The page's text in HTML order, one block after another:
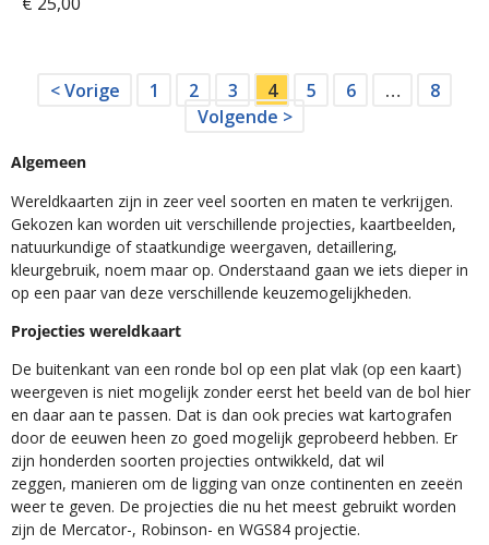
< Vorige 1 2 3 4 5 6 …
8
Volgende >
Algemeen
Wereldkaarten zijn in zeer veel soorten en maten te verkrijgen.
Gekozen kan worden uit verschillende projecties, kaartbeelden,
natuurkundige of staatkundige weergaven, detaillering,
kleurgebruik, noem maar op. Onderstaand gaan we iets dieper in
op een paar van deze verschillende keuzemogelijkheden.
Projecties wereldkaart
De buitenkant van een ronde bol op een plat vlak (op een kaart)
weergeven is niet mogelijk zonder eerst het beeld van de bol hier
en daar aan te passen. Dat is dan ook precies wat kartografen
door de eeuwen heen zo goed mogelijk geprobeerd hebben. Er
zijn honderden soorten projecties ontwikkeld, dat wil
zeggen, manieren om de ligging van onze continenten en zeeën
weer te geven. De projecties die nu het meest gebruikt worden
zijn de Mercator-, Robinson- en WGS84 projectie.